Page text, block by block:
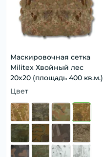
Маскировочная сетка
Militex Хвойный лес
20х20 (площадь 400 кв.м.)
Цвет